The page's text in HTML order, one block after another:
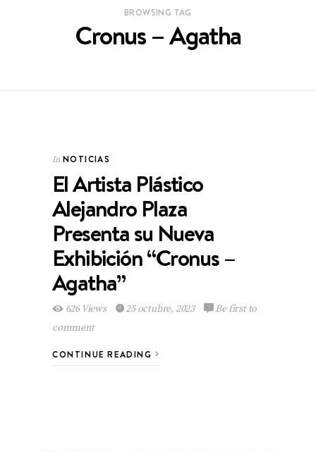
BROWSING TAG
Cronus – Agatha
In NOTICIAS
El Artista Plástico
Alejandro Plaza
Presenta su Nueva
Exhibición “Cronus –
Agatha”
626 Views 25 octubre, 2023
Be first to
comment
CONTINUE READING